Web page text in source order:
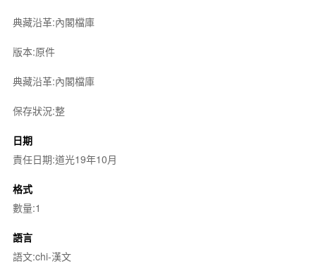
典藏沿革:內閣檔庫
版本:原件
典藏沿革:內閣檔庫
保存狀況:整
日期
責任日期:道光19年10月
格式
數量:1
語言
語文:chi-漢文